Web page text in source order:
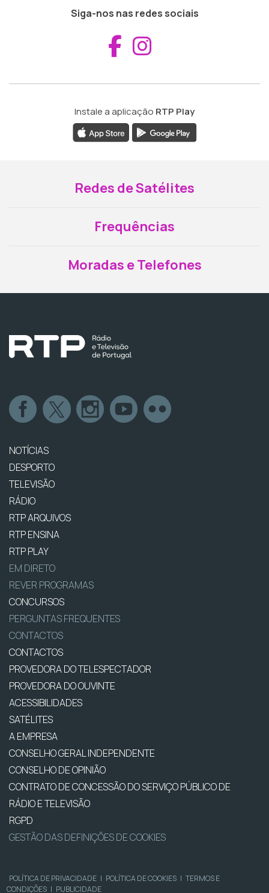
Siga-nos nas redes sociais
Aceder ao
Instale a aplicação RTP Play
Redes de Satélites
Frequências
Moradas e Telefones
NOTÍCIAS
DESPORTO
TELEVISÃO
RÁDIO
RTP ARQUIVOS
RTP ENSINA
RTP PLAY
EM DIRETO
REVER PROGRAMAS
CONCURSOS
PERGUNTAS FREQUENTES
CONTACTOS
CONTACTOS
PROVEDORA DO TELESPECTADOR
PROVEDORA DO OUVINTE
ACESSIBILIDADES
SATÉLITES
A EMPRESA
CONSELHO GERAL INDEPENDENTE
CONSELHO DE OPINIÃO
CONTRATO DE CONCESSÃO DO SERVIÇO PÚBLICO DE
RÁDIO E TELEVISÃO
RGPD
GESTÃO DAS DEFINIÇÕES DE COOKIES
POLÍTICA DE PRIVACIDADE | POLÍTICA DE COOKIES | TERMOS E
CONDIÇÕES | PUBLICIDADE